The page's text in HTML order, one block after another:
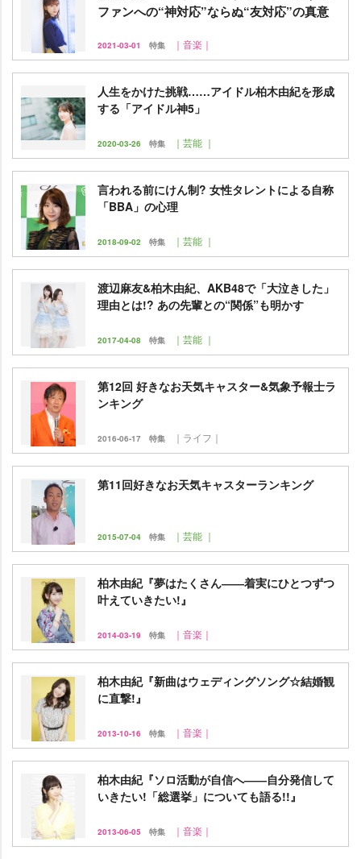
ファンへの“神対応”ならぬ“友対応”の真意
2021-03-01 特集 ｜音楽｜
人生をかけた挑戦……アイドル柏木由紀を形成
する「アイドル神5」
2020-03-26 特集 ｜芸能 ｜
言われる前にけん制? 女性タレントによる自称
「BBA」の心理
2018-09-02 特集 ｜芸能 ｜
渡辺麻友&柏木由紀、AKB48で「大泣きした」
理由とは!? あの先輩との“関係”も明かす
2017-04-08 特集 ｜芸能 ｜
第12回 好きなお天気キャスター&気象予報士ラ
ンキング
2016-06-17 特集 ｜ライフ｜
第11回好きなお天気キャスターランキング
2015-07-04 特集 ｜芸能 ｜
柏木由紀『夢はたくさん――着実にひとつずつ
叶えていきたい!』
2014-03-19 特集 ｜音楽｜
柏木由紀『新曲はウェディングソング☆結婚観
に直撃!』
2013-10-16 特集 ｜音楽｜
柏木由紀『ソロ活動が自信へ――自分発信して
いきたい!「総選挙」についても語る!!』
2013-06-05 特集 ｜音楽｜